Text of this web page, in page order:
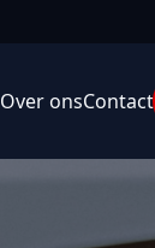
Over onsContact